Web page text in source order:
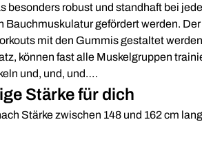
besonders robust und standhaft bei
Bauchmuskulatur gefördert werden.
mit den Gummis gestaltet
können fast alle Muskelgruppen
und, und, und….
Stärke für dich
Stärke zwischen 148 und 162 cm